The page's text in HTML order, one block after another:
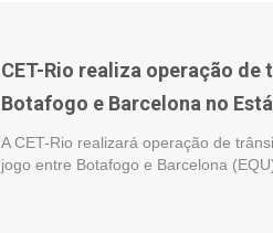
CET-Rio realiza operação
Botafogo e Barcelona no
A CET-Rio realizará operação de
jogo entre Botafogo e Barcelona